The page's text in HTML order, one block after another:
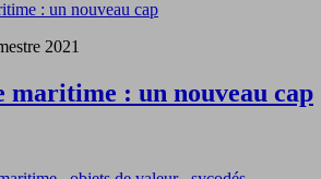
2021
maritime : un nouveau cap